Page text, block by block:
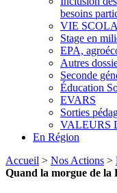
besoins
VIE
Stage en
EPA,
Autres
Seconde
Éducation
EVARS
Sorties
VALEURS
En Région
Accueil > Nos Actions >
Quand la morgue de la